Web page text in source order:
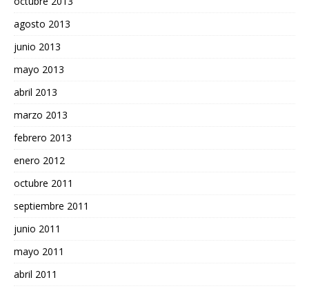
agosto 2013
junio 2013
mayo 2013
abril 2013
marzo 2013
febrero 2013
enero 2012
octubre 2011
septiembre 2011
junio 2011
mayo 2011
abril 2011